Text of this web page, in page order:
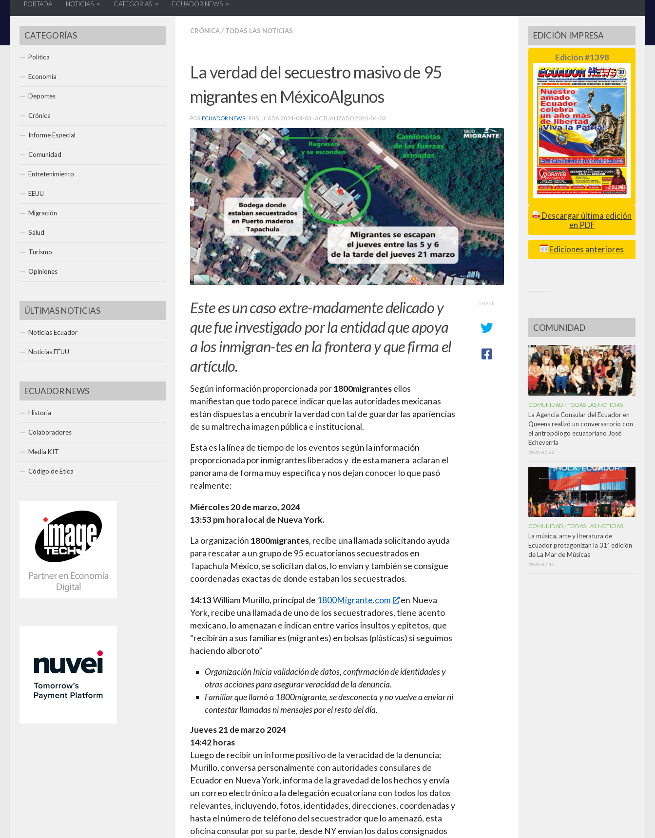
PORTADA NOTICIAS CATEGORIAS ECUADOR NEWS
CRÓNICA/ TODAS LAS NOTICIAS
La verdad del secuestro masivo de 95
migrantes en MéxicoAlgunos
POR ECUADOR NEWS · PUBLICADA 2024-04-03 · ACTUALIZADO 2024-04-03
Este es un caso extre-madamente delicado y
que fue investigado por la entidad que apoya
a los inmigran-tes en la frontera y que firma el
artículo.
Según información proporcionada por1800migrantesellos
manifiestan que todo parece indicar que las autoridades mexicanas
están dispuestas a encubrir la verdad con tal de guardar las apariencias
de su maltrecha imagen pública e institucional.
Esta es la línea de tiempo de los eventos según la información
proporcionada por inmigrantes liberados y de esta manera aclaran el
panorama de forma muy específica y nos dejan conocer lo que pasó
realmente:
Miércoles 20 de marzo, 2024
13:53 pm hora local de Nueva York.
La organización 1800migrantes, recibe una llamada solicitando ayuda
para rescatar a un grupo de 95 ecuatorianos secuestrados en
Tapachula México, se solicitan datos, lo envían y también se consigue
coordenadas exactas de donde estaban los secuestrados.
14:13William Murillo, principal de 1800Migrante.com
en Nueva
York, recibe una llamada de uno de los secuestradores, tiene acento
mexicano, lo amenazan e indican entre varios insultos y epítetos, que
“recibirán a sus familiares (migrantes) en bolsas (plásticas) si seguimos
haciendo alboroto”
Organización Inicia validación de datos, confirmación de identidades y
otras acciones para asegurar veracidad de la denuncia.
Familiar que llamó a 1800migrante, se desconecta y no vuelve a enviar ni
contestar llamadas ni mensajes por el resto del día.
Jueves 21 de marzo 2024
14:42 horas
Luego de recibir un informe positivo de la veracidad de la denuncia;
Murillo, conversa personalmente con autoridades consulares de
Ecuador en Nueva York, informa de la gravedad de los hechos y envía
un correo electrónico a la delegación ecuatoriana con todos los datos
relevantes, incluyendo, fotos, identidades, direcciones, coordenadas y
hasta el número de teléfono del secuestrador que lo amenazó, esta
oficina consular por su parte, desde NY envían los datos consignados
SHARE
CATEGORÍAS
Política
Economía
Deportes
Crónica
Informe Especial
Comunidad
Entretenimiento
EEUU
Migración
Salud
Turismo
Opiniones
ÚLTIMAS NOTICIAS
Noticias Ecuador
Noticias EEUU
ECUADOR NEWS
Historia
Colaboradores
Media KIT
Código de Ética
EDICIÓN IMPRESA
Edición #1398
Descargar última edición
en PDF
Ediciones anteriores
COMUNIDAD
COMUNIDAD /TODAS LAS NOTICIAS
La Agencia Consular del Ecuador en
Queens realizó un conversatorio con
el antropólogo ecuatoriano José
Echeverría
2026-07-22
COMUNIDAD /TODAS LAS NOTICIAS
La música, arte y literatura de
Ecuador protagonizan la 31ª edición
de La Mar de Músicas
2026-07-15